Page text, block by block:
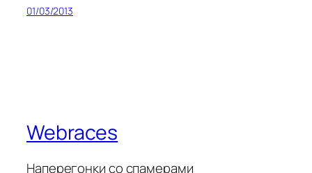
01/03/2013
Webraces
Наперегонки со спамерами